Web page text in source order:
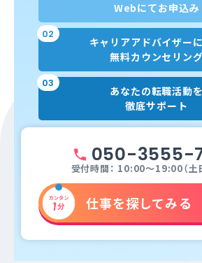
Webにてお申込み
02
キャリアアドバイザー
無料カウンセリング
03
あなたの転職活動を
徹底サポート
050-3555-
受付時間： 10:00～19:00（土
仕事を探してみる